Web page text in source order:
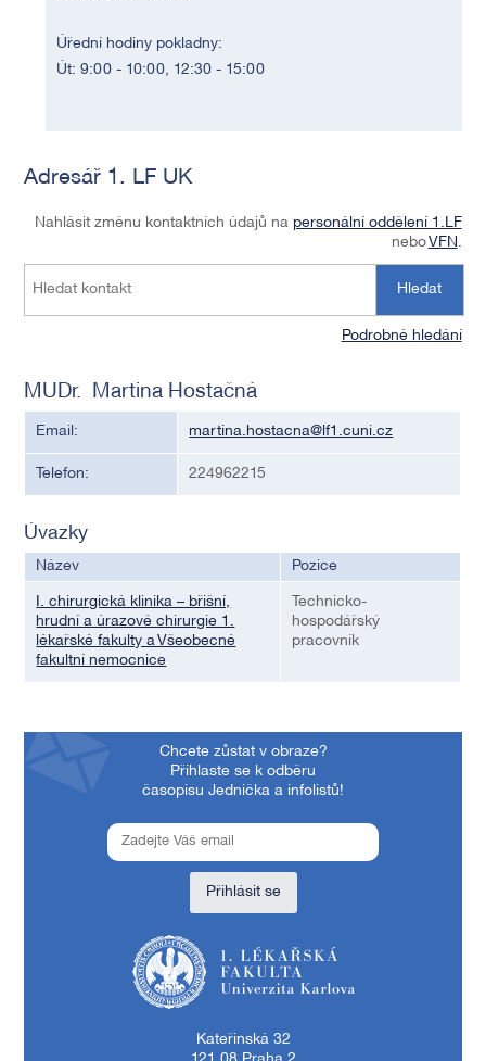
Úřední hodiny pokladny:
Út: 9:00 - 10:00, 12:30 - 15:00
Adresář 1. LF UK
Nahlásit změnu kontaktních údajů na personální oddělení 1.LF
neboVFN .
Hledat
Podrobné hledání
MUDr. Martina Hostačná
Email: martina.hostacna@lf1.cuni.cz
Telefon: 224962215
Úvazky
Název Pozice
I. chirurgická klinika – břišní,
hrudní a úrazové chirurgie 1.
lékařské fakulty a Všeobecné
fakultní nemocnice
Technicko-
hospodářský
pracovník
Chcete zůstat v obraze?
Přihlaste se k odběru
časopisu Jednička a infolistů!
Přihlásit se
Kateřinská 32